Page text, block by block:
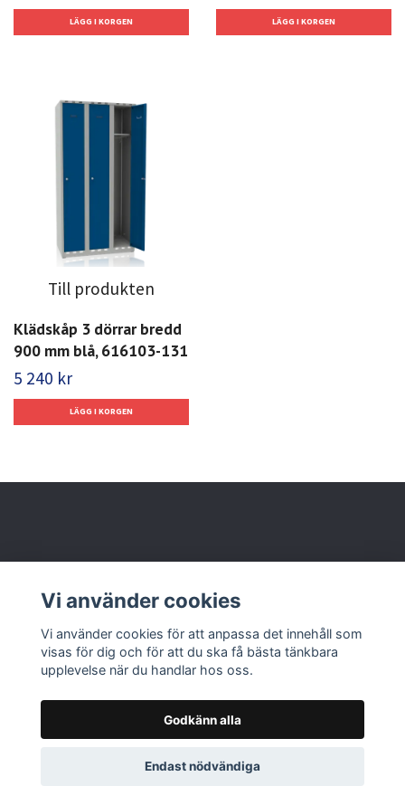
Till produkten
Klädskåp 3 dörrar bredd
900 mm blå, 616103-131
5 240 kr
Läs mer
© 2026 Nolbox AB
Vi använder cookies
Vi använder cookies för att anpassa det innehåll som
visas för dig och för att du ska få bästa tänkbara
upplevelse när du handlar hos oss.
Godkänn alla
Endast nödvändiga